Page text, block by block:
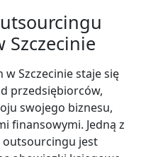
Szczecinie
Szczecinie staje się
przedsiębiorców,
swojego biznesu,
finansowymi. Jedną z
outsourcingu jest